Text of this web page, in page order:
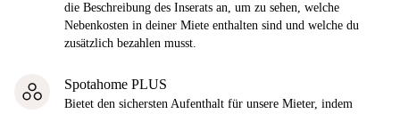
die Beschreibung des Inserats an, um zu sehen, welche
Nebenkosten in deiner Miete enthalten sind und welche du
zusätzlich bezahlen musst.
Spotahome PLUS
Bietet den sichersten Aufenthalt für unsere Mieter, indem